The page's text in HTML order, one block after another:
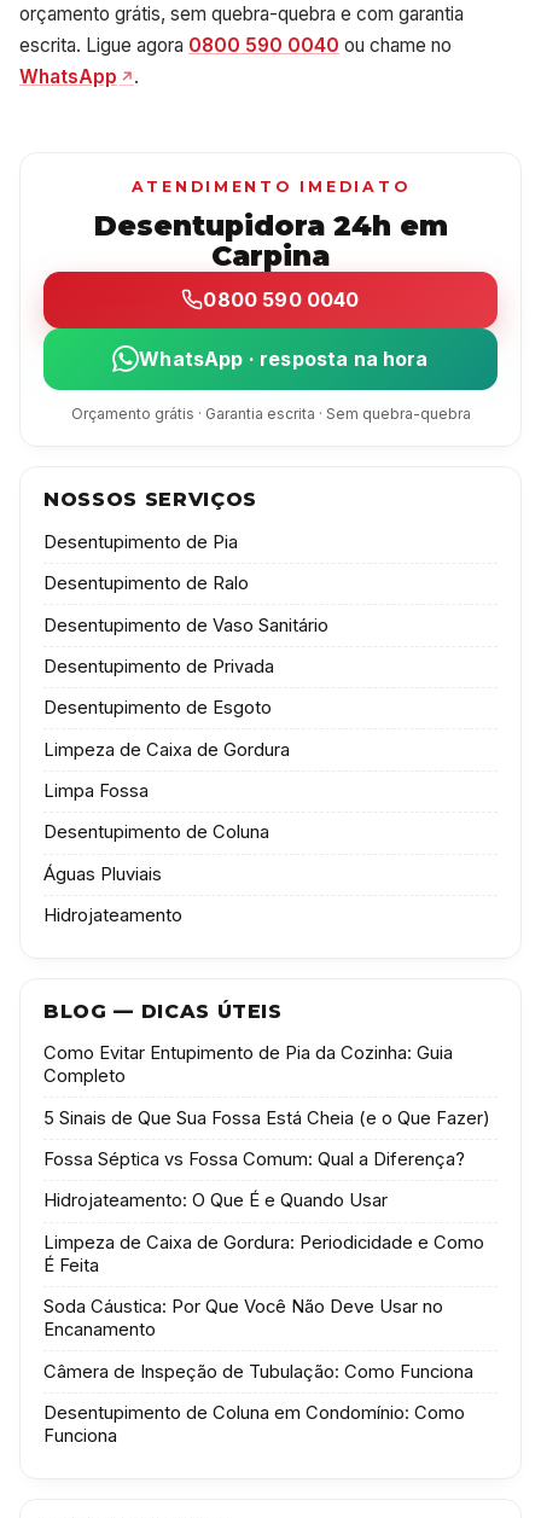
orçamento grátis, sem quebra-quebra e com garantia
escrita. Ligue agora 0800 590 0040 ou chame no
WhatsApp
.
ATENDIMENTO IMEDIATO
Desentupidora 24h em
Carpina
0800 590 0040
WhatsApp · resposta na hora
Orçamento grátis · Garantia escrita · Sem quebra-quebra
NOSSOS SERVIÇOS
Desentupimento de Pia
Desentupimento de Ralo
Desentupimento de Vaso Sanitário
Desentupimento de Privada
Desentupimento de Esgoto
Limpeza de Caixa de Gordura
Limpa Fossa
Desentupimento de Coluna
Águas Pluviais
Hidrojateamento
BLOG — DICAS ÚTEIS
Como Evitar Entupimento de Pia da Cozinha: Guia
Completo
5 Sinais de Que Sua Fossa Está Cheia (e o Que Fazer)
Fossa Séptica vs Fossa Comum: Qual a Diferença?
Hidrojateamento: O Que É e Quando Usar
Limpeza de Caixa de Gordura: Periodicidade e Como
É Feita
Soda Cáustica: Por Que Você Não Deve Usar no
Encanamento
Câmera de Inspeção de Tubulação: Como Funciona
Desentupimento de Coluna em Condomínio: Como
Funciona